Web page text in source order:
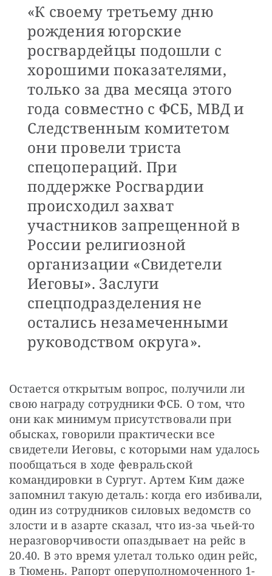
«К своему третьему дню
рождения югорские
росгвардейцы подошли с
хорошими показателями,
только за два месяца этого
года совместно с ФСБ, МВД и
Следственным комитетом
они провели триста
спецопераций. При
поддержке Росгвардии
происходил захват
участников запрещенной в
России религиозной
организации «Свидетели
Иеговы». Заслуги
спецподразделения не
остались незамеченными
руководством округа».
Остается открытым вопрос, получили ли
свою награду сотрудники ФСБ. О том, что
они как минимум присутствовали при
обысках, говорили практически все
свидетели Иеговы, с которыми нам удалось
пообщаться в ходе февральской
командировки в Сургут. Артем Ким даже
запомнил такую деталь: когда его избивали,
один из сотрудников силовых ведомств со
злости и в азарте сказал, что из-за чьей-то
неразговорчивости опаздывает на рейс в
20.40. В это время улетал только один рейс,
в Тюмень. Рапорт оперуполномоченного 1-